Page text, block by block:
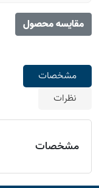
مقایسه محصول
مشخصات
نظرات
مشخصات